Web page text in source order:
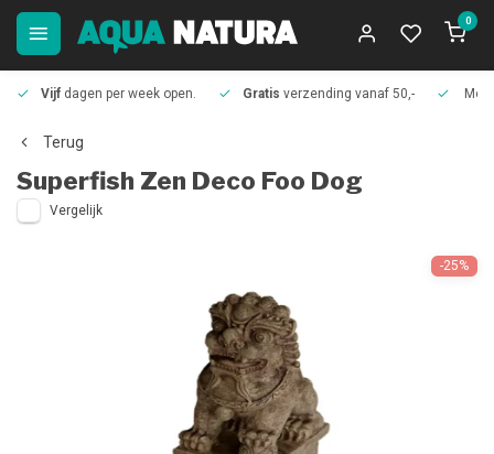
0
Vijf dagen per week open. Gratis verzending vanaf 50,-
Terug
Superfish Zen Deco Foo Dog
Vergelijk
-25%